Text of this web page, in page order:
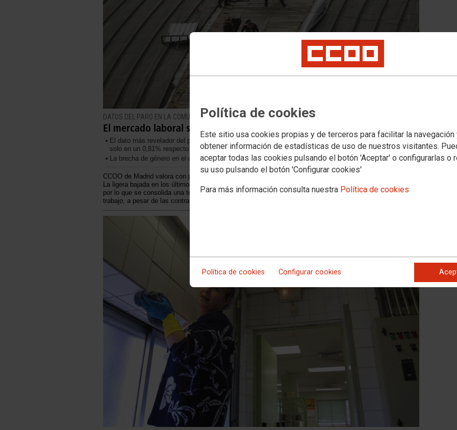
Política de cookies
Este sitio usa cookies propias y de terceros para facilitar la navegación
obtener información de estadísticas de uso de nuestros visitantes.
aceptar todas las cookies pulsando el botón 'Aceptar' o configurarlas o
su uso pulsando el botón 'Configurar cookies'
Para más información consulta nuestra Política de cookies
Política de cookies Configurar cookies
DATOS DEL PARO EN LA COMUNIDAD DE MADRID EN EL MES DE JULIO
El mercado laboral sigue estancado en Madrid
El dato más revelador del paro registrado es que la Comunidad de Madrid ha reducido el desempleo tan
solo en un 0,81% respecto a hace un año
La brecha de género en el desempleo se incrementa
CCOO de Madrid valora con preocupación la evolución del desempleo en la región durante el mes de julio.
La ligera bajada en los últimos meses del paro se ha interrumpido en un mes netamente estival como julio,
por lo que se consolida una tendencia desfavorable que refleja la pérdida de pulso de nuestro mercado de
trabajo, a pesar de las contrataciones en la hostelería y comercio.